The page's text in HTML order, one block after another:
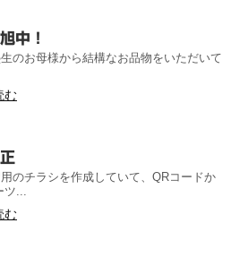
中！
のお母様から結構なお品物をいただいて
む
のチラシを作成していて、QRコードか
ツ...
む